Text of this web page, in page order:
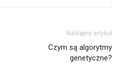
Następny artykuł
Czym są algorytmy
genetyczne?